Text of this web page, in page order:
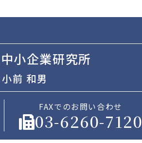
小企業研究所
前 和男
FAXでのお問い合わせ
03-6260-7120